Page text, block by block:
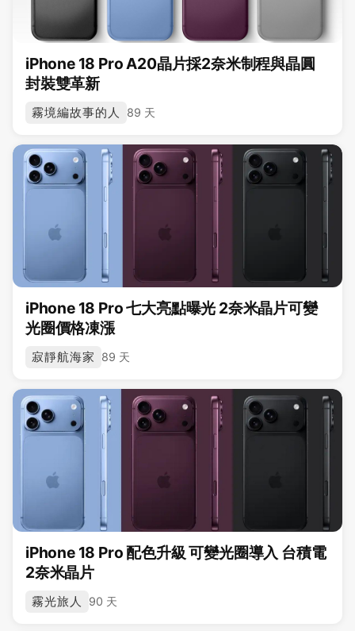
iPhone 18 Pro A20晶片採2奈米制程與晶圓
封裝雙革新
霧境編故事的人 89 天
iPhone 18 Pro 七大亮點曝光 2奈米晶片可變
光圈價格凍漲
寂靜航海家 89 天
iPhone 18 Pro 配色升級 可變光圈導入 台積電
2奈米晶片
霧光旅人 90 天